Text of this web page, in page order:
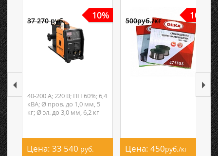
10%
37 270 руб.
40-200 А; 220 В; ПН 60%; 6,4
кВА; Ø пров. до 1,0 мм, 5
кг; Ø эл. до 3,0 мм, 6,2 кг
Цена: 33 540 руб.
10%
500руб./кг
Цена: 450руб./кг